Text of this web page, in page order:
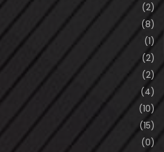
(2)
(8)
(1)
(2)
(2)
(4)
(10)
(15)
(0)